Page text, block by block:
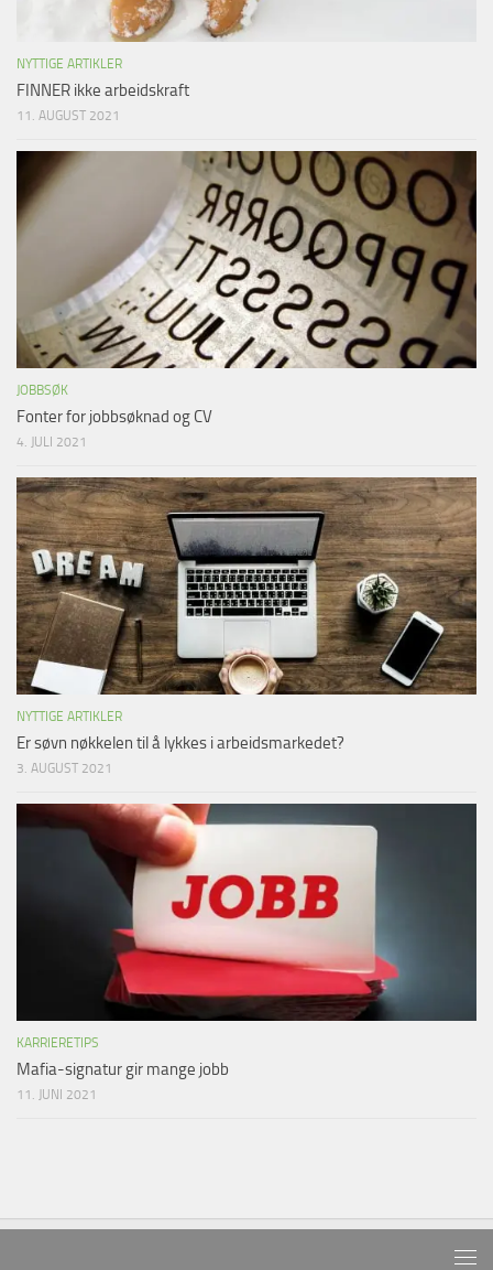
NYTTIGE ARTIKLER
FINNER ikke arbeidskraft
11. AUGUST 2021
JOBBSØK
Fonter for jobbsøknad og CV
4. JULI 2021
NYTTIGE ARTIKLER
Er søvn nøkkelen til å lykkes i arbeidsmarkedet?
3. AUGUST 2021
KARRIERETIPS
Mafia-signatur gir mange jobb
11. JUNI 2021